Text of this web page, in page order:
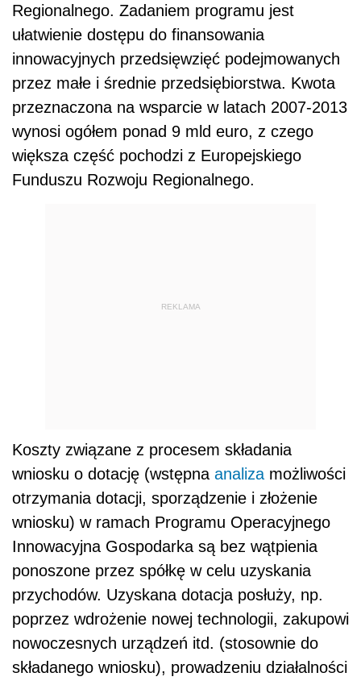
Regionalnego. Zadaniem programu jest
ułatwienie dostępu do finansowania
innowacyjnych przedsięwzięć podejmowanych
przez małe i średnie przedsiębiorstwa. Kwota
przeznaczona na wsparcie w latach 2007-2013
wynosi ogółem ponad 9 mld euro, z czego
większa część pochodzi z Europejskiego
Funduszu Rozwoju Regionalnego.
REKLAMA
Koszty związane z procesem składania
wniosku o dotację (wstępna analizamożliwości
otrzymania dotacji, sporządzenie i złożenie
wniosku) w ramach Programu Operacyjnego
Innowacyjna Gospodarka są bez wątpienia
ponoszone przez spółkę w celu uzyskania
przychodów. Uzyskana dotacja posłuży, np.
poprzez wdrożenie nowej technologii, zakupowi
nowoczesnych urządzeń itd. (stosownie do
składanego wniosku), prowadzeniu działalności